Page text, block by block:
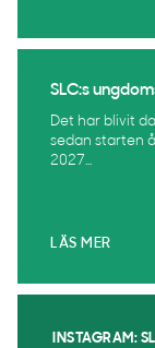
SLC:s
Det har blivit
sedan starten
2027...
LÄS MER
INSTAGRAM: